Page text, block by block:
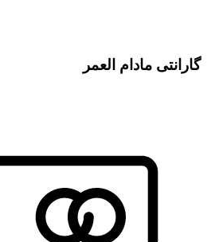
گارانتی مادام العمر